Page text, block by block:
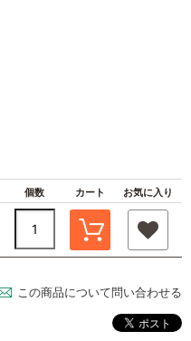
個数 カート お気に入り
この商品について問い合わせる